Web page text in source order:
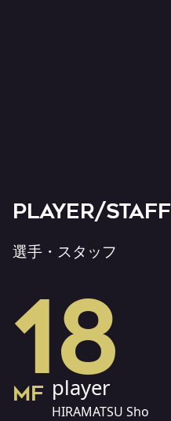
PLAYER/STAFF
選手・スタッフ
18
player
HIRAMATSU Sho
MF